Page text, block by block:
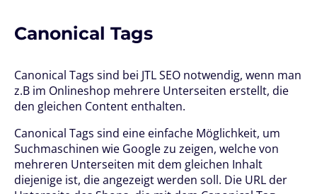
Canonical Tags
Canonical Tags sind bei JTL SEO notwendig, wenn man
z.B im Onlineshop mehrere Unterseiten erstellt, die
den gleichen Content enthalten.
Canonical Tags sind eine einfache Möglichkeit, um
Suchmaschinen wie Google zu zeigen, welche von
mehreren Unterseiten mit dem gleichen Inhalt
diejenige ist, die angezeigt werden soll. Die URL der